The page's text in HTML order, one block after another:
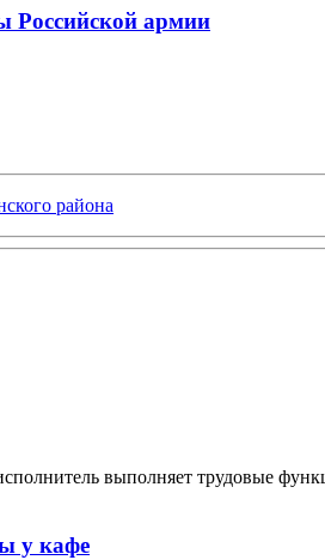
Российской армии
выполняет трудовые
у кафе